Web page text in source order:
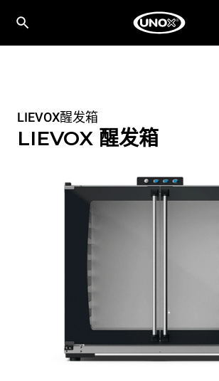
LIEVOX醒发箱
LIEVOX 醒发箱